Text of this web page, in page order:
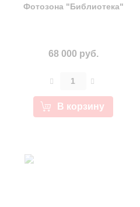
Фотозона "Библиотека"
68 000 руб.
В корзину